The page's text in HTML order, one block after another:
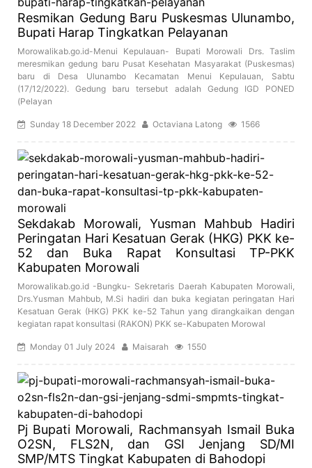
Resmikan Gedung Baru Puskesmas Ulunambo,
Bupati Harap Tingkatkan Pelayanan
Morowalikab.go.id-Menui Kepulauan- Bupati Morowali Drs. Taslim
meresmikan gedung baru Pusat Kesehatan Masyarakat (Puskesmas)
baru di Desa Ulunambo Kecamatan Menui Kepulauan, Sabtu
(17/12/2022). Gedung baru tersebut adalah Gedung IGD PONED
(Pelayan
Sunday 18 December 2022 Octaviana Latong 1566
Sekdakab Morowali, Yusman Mahbub Hadiri
Peringatan Hari Kesatuan Gerak (HKG) PKK ke-
52 dan Buka Rapat Konsultasi TP-PKK
Kabupaten Morowali
Morowalikab.go.id -Bungku- Sekretaris Daerah Kabupaten Morowali,
Drs.Yusman Mahbub, M.Si hadiri dan buka kegiatan peringatan Hari
Kesatuan Gerak (HKG) PKK ke-52 Tahun yang dirangkaikan dengan
kegiatan rapat konsultasi (RAKON) PKK se-Kabupaten Morowal
Monday 01 July 2024 Maisarah 1550
Pj Bupati Morowali, Rachmansyah Ismail Buka
O2SN, FLS2N, dan GSI Jenjang SD/MI
SMP/MTS Tingkat Kabupaten di Bahodopi